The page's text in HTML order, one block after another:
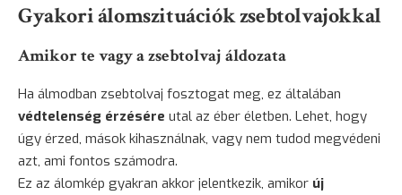
Gyakori álomszituációk zsebtolvajokkal
Amikor te vagy a zsebtolvaj áldozata
Ha álmodban zsebtolvaj fosztogat meg, ez általában
védtelenség érzésére utal az éber életben. Lehet, hogy
úgy érzed, mások kihasználnak, vagy nem tudod megvédeni
azt, ami fontos számodra.
Ez az álomkép gyakran akkor jelentkezik, amikor új